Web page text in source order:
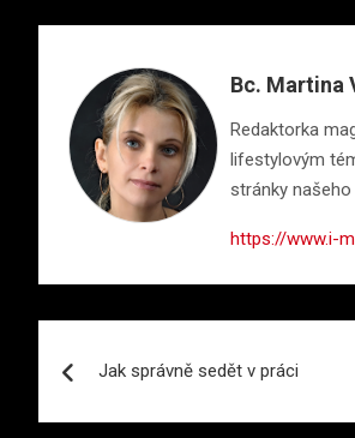
Bc. Martina
Redaktorka
lifestylovým
stránky
https://www.i-
pro
Jak správně sedět v práci